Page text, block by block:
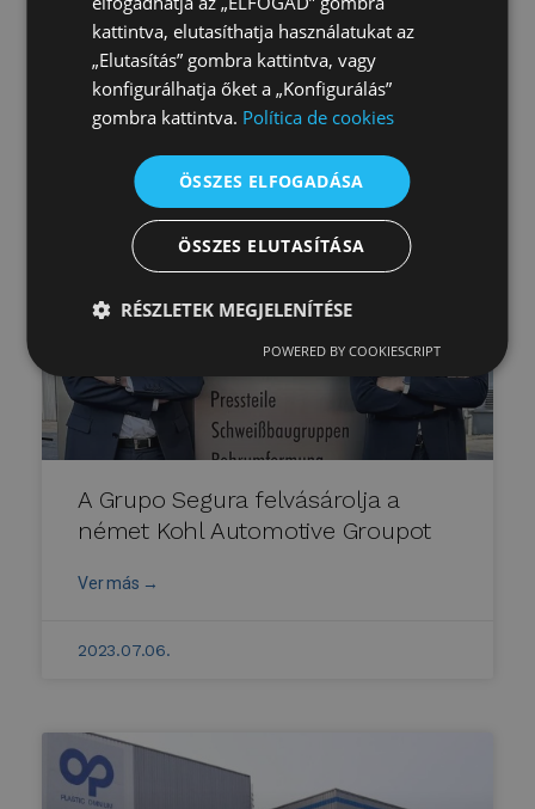
dekarbonizációt
Ver más →
2024.03.01.
A Grupo Segura felvásárolja a
német Kohl Automotive Groupot
Ver más →
2023.07.06.
kattintva, elutasíthatja használatukat az
„Elutasítás” gombra kattintva, vagy
konfigurálhatja őket a „Konfigurálás”
gombra kattintva. Política de cookies
ÖSSZES ELFOGADÁSA
ÖSSZES ELUTASÍTÁSA
RÉSZLETEK MEGJELENÍTÉSE
POWERED BY COOKIESCRIPT